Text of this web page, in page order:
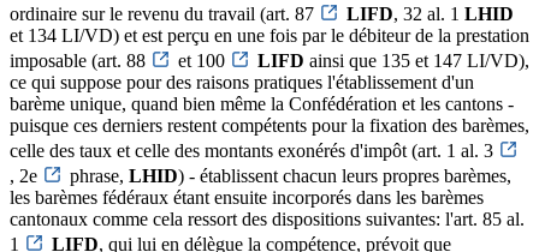
ordinaire sur le revenu du travail (art. 87
LIFD, 32 al. 1 LHID
et 134 LI/VD) et est perçu en une fois par le débiteur de la prestation
imposable (art. 88
et 100 LIFD ainsi que 135 et 147 LI/VD),
ce qui suppose pour des raisons pratiques l'établissement d'un
barème unique, quand bien même la Confédération et les cantons -
puisque ces derniers restent compétents pour la fixation des barèmes,
celle des taux et celle des montants exonérés d'impôt (art. 1 al. 3
, 2e
phrase, LHID) - établissent chacun leurs propres barèmes,
les barèmes fédéraux étant ensuite incorporés dans les barèmes
cantonaux comme cela ressort des dispositions suivantes: l'art. 85 al.
1
LIFD, qui lui en délègue la compétence, prévoit que